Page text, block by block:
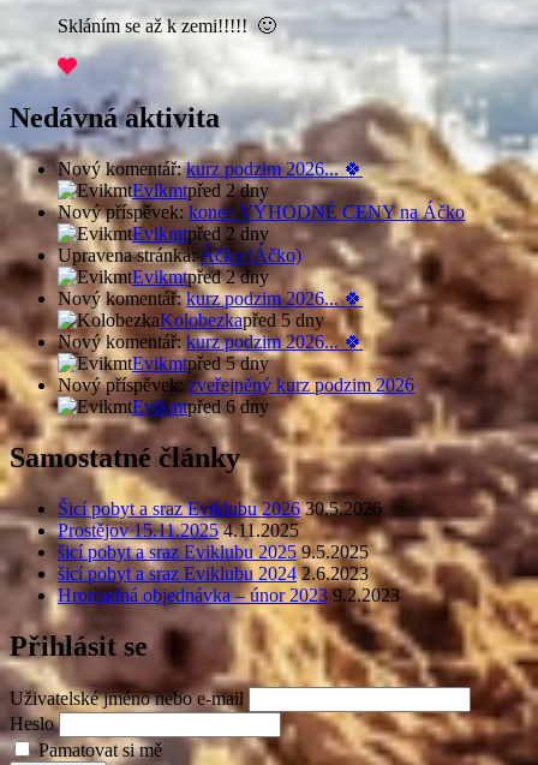
Skláním se až k zemi!!!!! 🙂
Nedávná aktivita
Nový komentář:kurz podzim 2026... 🍀
Evikmtpřed 2 dny
Nový příspěvek: konec VÝHODNÉ CENY na Áčko
Evikmtpřed 2 dny
Upravena stránka:Áčko (Áčko)
Evikmtpřed 2 dny
Nový komentář:kurz podzim 2026... 🍀
Kolobezkapřed 5 dny
Nový komentář: kurz podzim 2026... 🍀
Evikmtpřed 5 dny
Nový příspěvek:zveřejněný kurz podzim 2026
Evikmtpřed 6 dny
Samostatné články
Šicí pobyt a sraz Eviklubu 2026 30.5.2026
Prostějov 15.11.2025 4.11.2025
šicí pobyt a sraz Eviklubu 2025 9.5.2025
šicí pobyt a sraz Eviklubu 2024 2.6.2023
Hromadná objednávka – únor 2023 9.2.2023
Přihlásit se
Uživatelské jméno nebo e-mail
Heslo
Pamatovat si mě